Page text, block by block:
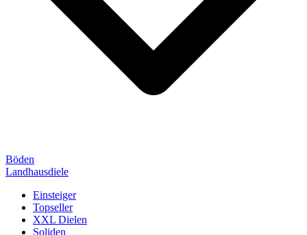
Böden
Landhausdiele
Einsteiger
Topseller
XXL Dielen
Soliden